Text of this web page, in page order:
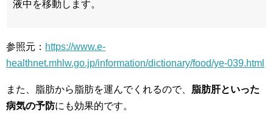
液中を移動します。
参照元： https://www.e-
healthnet.mhlw.go.jp/information/dictionary/food/ye-039.html
また、脂肪から脂肪を運んでくれるので、 脂肪肝といった
病気の予防にも効果的です。